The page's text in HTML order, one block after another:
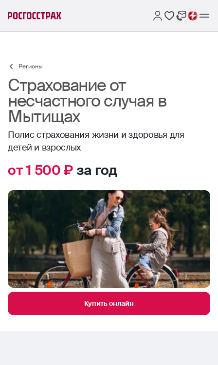
Регионы
Страхование от
несчастного случая в
Мытищах
Полис страхования жизни и здоровья для
детей и взрослых
от 1 500 ₽за год
Купить онлайн